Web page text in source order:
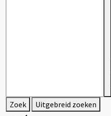
Zoek Uitgebreid zoeken